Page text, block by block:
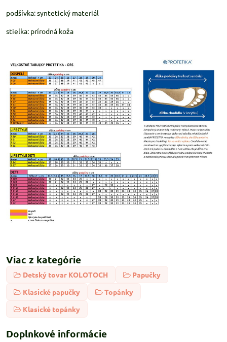
podšívka: syntetický materiál
stielka: prírodná koža
Viac z kategórie
Detský tovar KOLOTOCH
Papučky
Klasické papučky
Topánky
Klasické topánky
Doplnkové informácie